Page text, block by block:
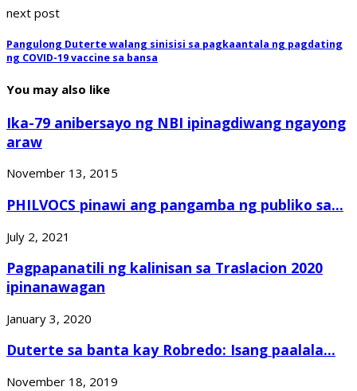
next post
Pangulong Duterte walang sinisisi sa pagkaantala ng pagdating
ng COVID-19 vaccine sa bansa
You may also like
Ika-79 anibersayo ng NBI ipinagdiwang ngayong
araw
November 13, 2015
PHILVOCS pinawi ang pangamba ng publiko sa...
July 2, 2021
Pagpapanatili ng kalinisan sa Traslacion 2020
ipinanawagan
January 3, 2020
Duterte sa banta kay Robredo: Isang paalala...
November 18, 2019